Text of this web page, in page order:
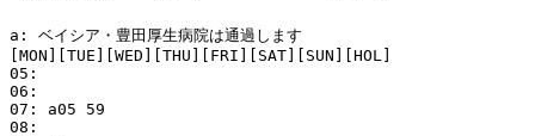
a: ベイシア・豊田厚生病院は通過します
[MON][TUE][WED][THU][FRI][SAT][SUN][HOL]
05:
06:
07: a05 59
08: